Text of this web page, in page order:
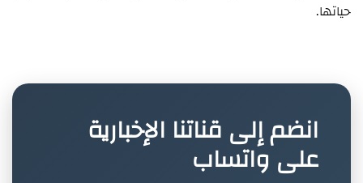
حياتها.
انضم إلى قناتنا الإخبارية
على واتساب